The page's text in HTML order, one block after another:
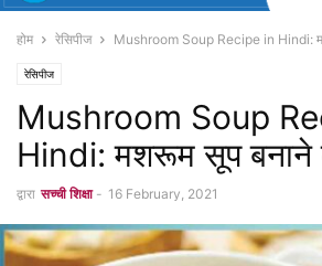
होम रेसिपीज Mushroom Soup Recipe in Hindi:
रेसिपीज
Mushroom Soup
Hindi: मशरूम सूप बनाने
द्वारा सच्ची शिक्षा - 16 February, 2021